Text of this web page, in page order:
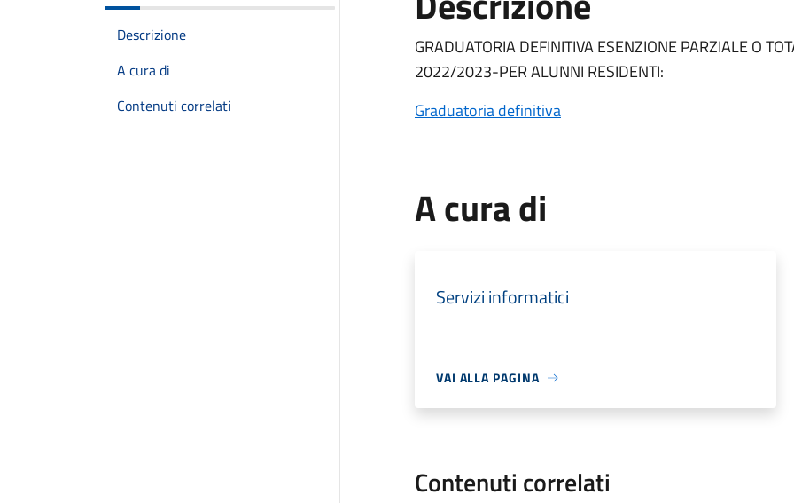
Descrizione
A cura di
Contenuti correlati
GRADUATORIA DEFINITIVA ESENZIONE PARZIALE O
2022/2023-PER ALUNNI RESIDENTI:
Graduatoria definitiva
A cura di
Servizi informatici
VAI ALLA PAGINA
Contenuti correlati